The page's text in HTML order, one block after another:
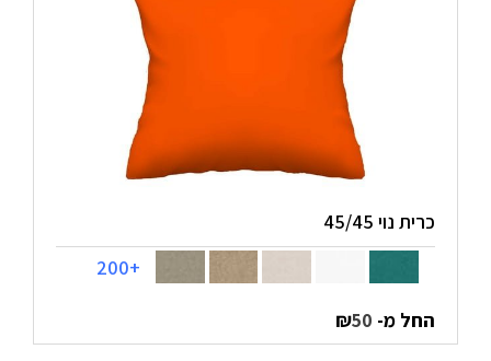
כרית נוי 45/45
+200
החל מ- ₪50